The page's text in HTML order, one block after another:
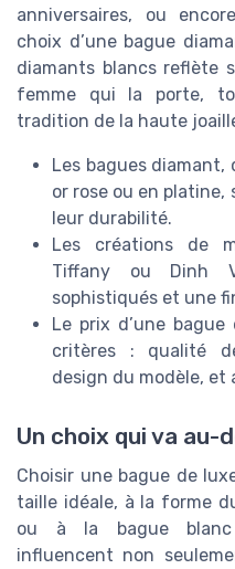
anniversaires, ou
choix d’une bague
diamants blancs reflète
femme qui la porte,
tradition de la haute
Les bagues diamant,
or rose ou en
leur durabilité.
Les créations de
Tiffany ou Dinh
sophistiqués et une
Le prix d’une
critères : qualité
design du modèle,
Un choix qui va au-
Choisir une bague de
taille idéale, à la forme
ou à la bague blanc
influencent non